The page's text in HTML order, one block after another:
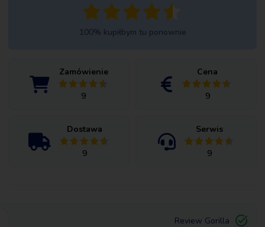
Zamówienie
9
Cena
9
Dostawa
9
Serwis
9
100% kupiłbym tu ponownie
Review Gorilla